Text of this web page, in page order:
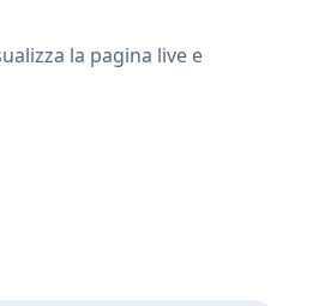
la pagina live e